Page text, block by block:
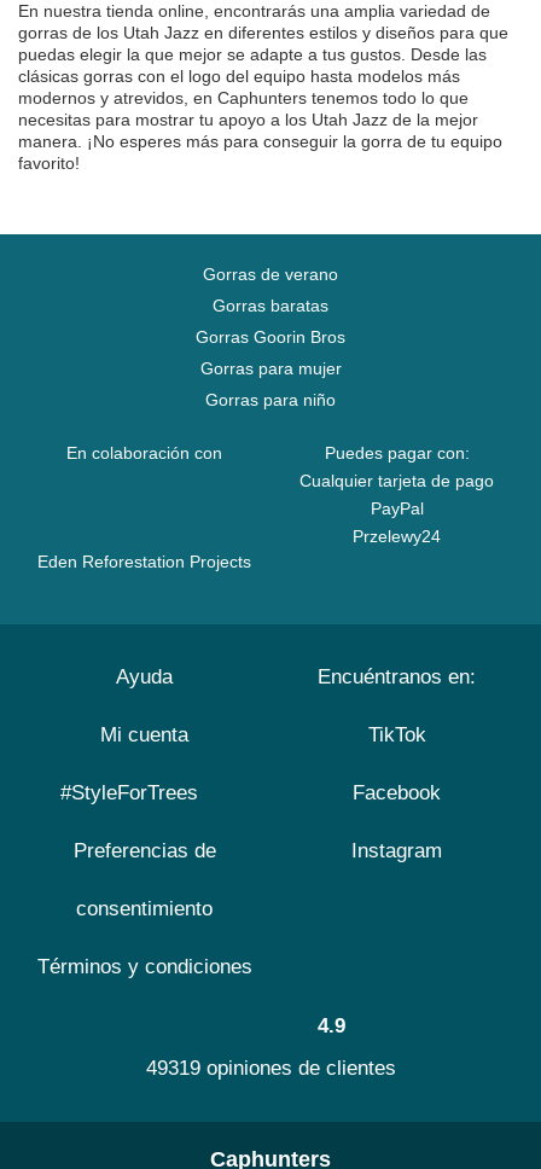
En nuestra tienda online, encontrarás una amplia variedad de
gorras de los Utah Jazz en diferentes estilos y diseños para que
puedas elegir la que mejor se adapte a tus gustos. Desde las
clásicas gorras con el logo del equipo hasta modelos más
modernos y atrevidos, en Caphunters tenemos todo lo que
necesitas para mostrar tu apoyo a los Utah Jazz de la mejor
manera. ¡No esperes más para conseguir la gorra de tu equipo
favorito!
Gorras de verano
Gorras baratas
Gorras Goorin Bros
Gorras para mujer
Gorras para niño
En colaboración con
Eden Reforestation Projects
Puedes pagar con:
Cualquier tarjeta de pago
PayPal
Przelewy24
Ayuda
Mi cuenta
#StyleForTrees
Preferencias de
consentimiento
Términos y condiciones
Encuéntranos en:
TikTok
Facebook
Instagram
4.9
49319 opiniones de clientes
Caphunters